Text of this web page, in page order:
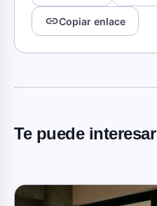
linkCopiar enlace
Te puede interesar